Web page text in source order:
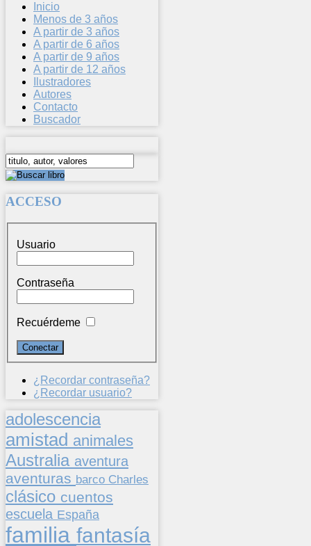
Inicio
Menos de 3 años
A partir de 3 años
A partir de 6 años
A partir de 9 años
A partir de 12 años
Ilustradores
Autores
Contacto
Buscador
ACCESO
Usuario
Contraseña
Recuérdeme
¿Recordar contraseña?
¿Recordar usuario?
adolescencia
amistad animales
Australia aventura
aventuras barco Charles
clásico cuentos
escuela España
familia fantasía